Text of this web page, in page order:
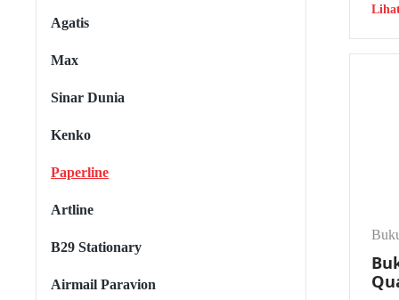
Agatis
Max
Sinar Dunia
Kenko
Paperline
Artline
B29 Stationary
Airmail Paravion
dalam